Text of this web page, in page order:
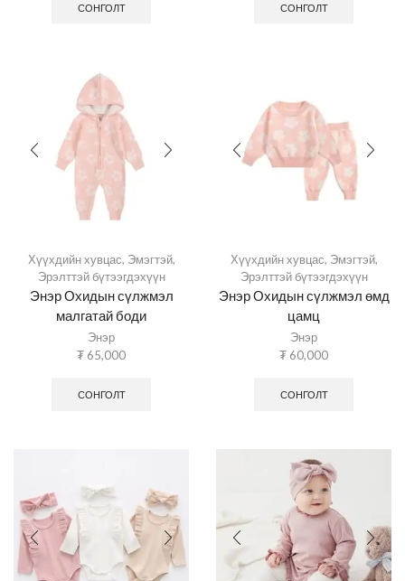
СОНГОЛТ СОНГОЛТ
Хүүхдийн хувцас, Эмэгтэй,
Эрэлттэй бүтээгдэхүүн
Энэр Охидын сүлжмэл
малгатай боди
Энэр
₮ 65,000
СОНГОЛТ
Хүүхдийн хувцас, Эмэгтэй,
Эрэлттэй бүтээгдэхүүн
Энэр Охидын сүлжмэл өмд
цамц
Энэр
₮ 60,000
СОНГОЛТ